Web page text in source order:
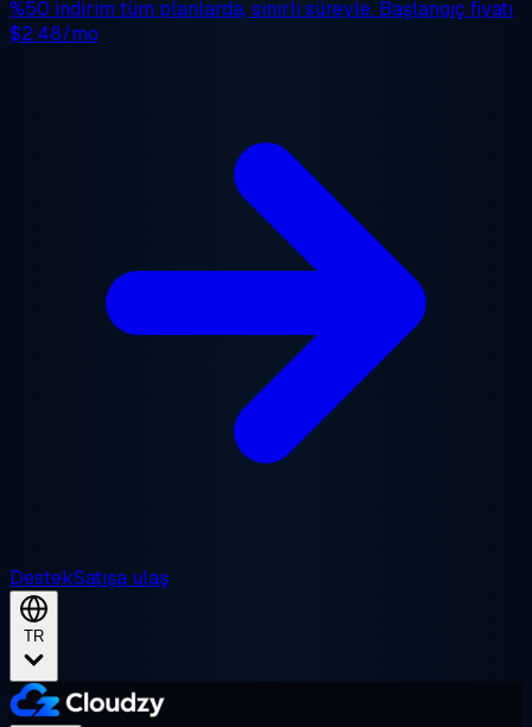
%50 indirim tüm planlarda, sınırlı süreyle. Başlangıç fiyatı
$2.48/mo
DestekSatışa ulaş
TR